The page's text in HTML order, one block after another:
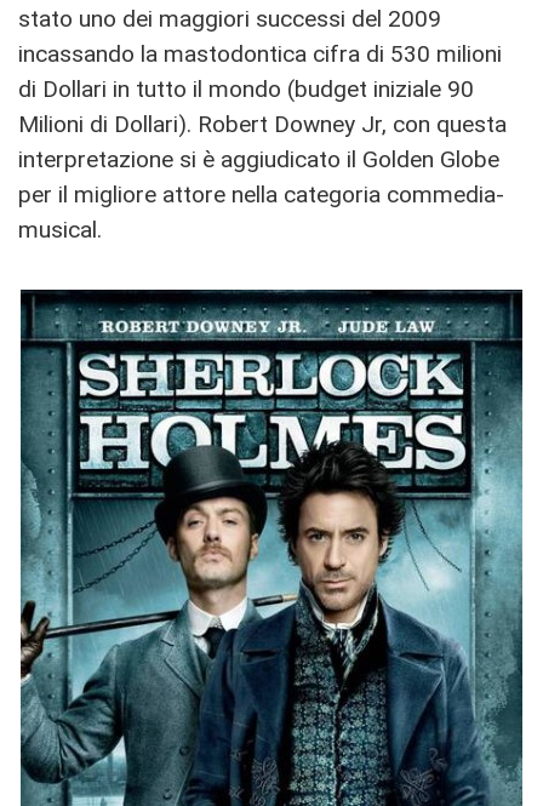
stato uno dei maggiori successi del 2009
incassando la mastodontica cifra di 530 milioni
di Dollari in tutto il mondo (budget iniziale 90
Milioni di Dollari). Robert Downey Jr, con questa
interpretazione si è aggiudicato il Golden Globe
per il migliore attore nella categoria commedia-
musical.